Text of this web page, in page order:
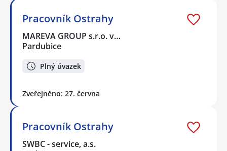
Pracovník Ostrahy
MAREVA GROUP s.r.o. v…
Pardubice
Plný úvazek
Zveřejněno: 27. června
Pracovník Ostrahy
SWBC - service, a.s.